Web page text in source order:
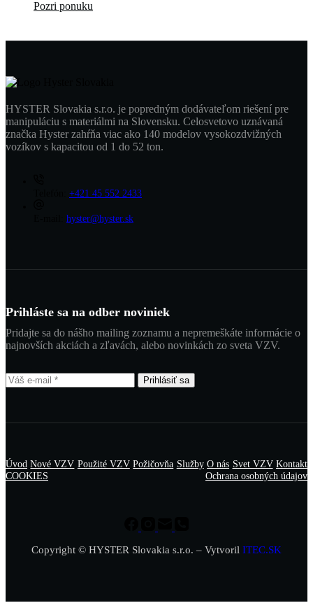
Pozri ponuku
HYSTER Slovakia s.r.o. je popredným dodávateľom riešení pre
manipuláciu s materiálmi na Slovensku. Celosvetovo uznávaná
značka Hyster zahŕňa viac ako 140 modelov vysokozdvižných
vozíkov s kapacitou od 1 do 52 ton.
+421 45 552 2433
hyster@hyster.sk
Prihláste sa na odber noviniek
Pridajte sa do nášho mailing zoznamu a nepremeškáte informácie o
najnovších akciách a zľavách, alebo novinkách zo sveta VZV.
Prihlásiť sa
Úvod Nové VZV Použité VZV Požičovňa Služby O nás Svet VZV Kontakt
COOKIES
Ochrana osobných údajov
Copyright © HYSTER Slovakia s.r.o. – Vytvoril ITEC.SK